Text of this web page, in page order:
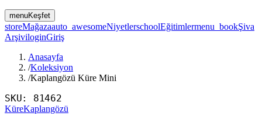
menuKeşfet
storeMağazaauto_awesomeNiyetlerschoolEğitimlermenu_bookŞiva
ArşiviloginGiriş
Anasayfa
/Koleksiyon
/Kaplangözü Küre Mini
SKU: 81462
KüreKaplangözü